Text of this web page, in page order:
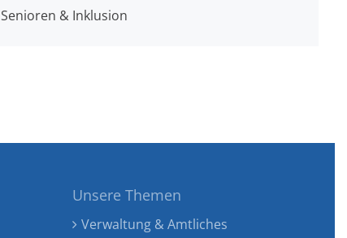
Senioren & Inklusion
Unsere Themen
Verwaltung & Amtliches